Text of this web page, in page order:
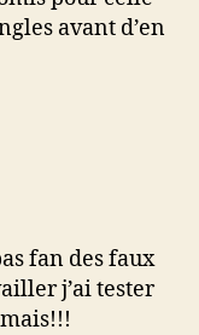
avant d’en
fan des faux
j’ai tester